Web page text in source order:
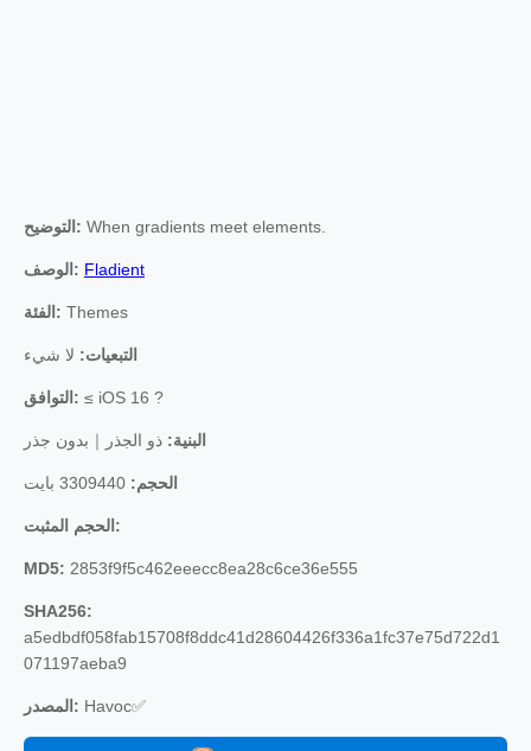
التوضيح: When gradients meet elements.
الوصف: Fladient
الفئة: Themes
التبعيات: لا شيء
التوافق: ≤ iOS 16 ?
البنية: ذو الجذر｜بدون جذر
الحجم:
الحجم المثبت:
MD5: 2853f9f5c462eeecc8ea28c6ce36e555
SHA256:
a5edbdf058fab15708f8ddc41d28604426f336a1fc37e75d722d1
071197aeba9
المصدر: Havoc✅